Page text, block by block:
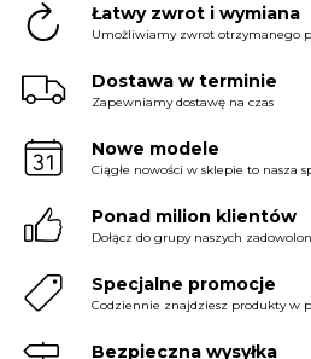
Łatwy zwrot i wymiana
Umożliwiamy zwrot otrzymanego
Dostawa w terminie
Zapewniamy dostawę na czas
Nowe modele
Ciągłe nowości w sklepie to nasza
Ponad milion klientów
Dołącz do grupy naszych
Specjalne promocje
Codziennie znajdziesz produkty w
Bezpieczna wysyłka